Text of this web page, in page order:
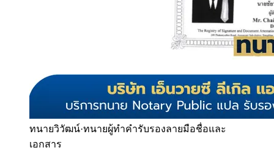
ทนายวิวัฒน์·ทนายผู้ทำคำรับรองลายมือชื่อและ
เอกสาร